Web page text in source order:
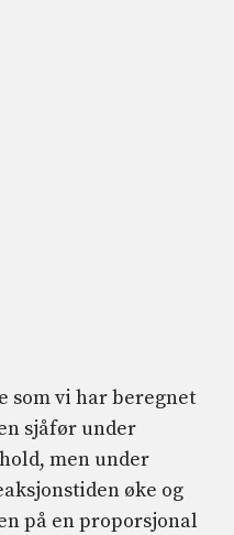
som vi har beregnet
sjåfør under
men under
øke og
på en proporsjonal